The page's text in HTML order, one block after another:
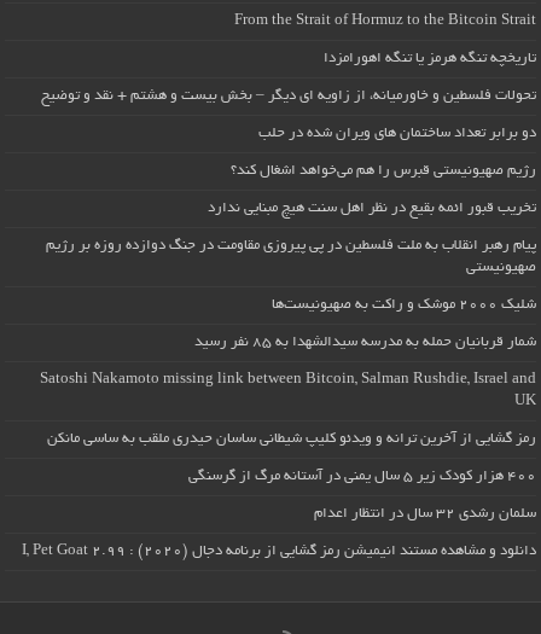
From the Strait of Hormuz to the Bitcoin Strait
تاریخچه تنگه هرمز یا تنگه اهورامزدا
تحولات فلسطین و خاورمیانه، از زاویه ای دیگر – بخش بیست و هشتم + نقد و توضیح
دو برابر تعداد ساختمان های ویران شده در حلب
رژیم صهیونیستی قبرس را هم می‌خواهد اشغال کند؟
تخریب قبور ائمه بقیع در نظر اهل سنت هیچ مبنایی ندارد
پیام رهبر انقلاب به ملت فلسطین در پی پیروزی مقاومت در جنگ دوازده روزه بر رژیم
صهیونیستی
شلیک ۲۰۰۰ موشک و راکت به صهیونیست‌ها
شمار قربانیان حمله به مدرسه سیدالشهدا به ۸۵ نفر رسید
Satoshi Nakamoto missing link between Bitcoin, Salman Rushdie, Israel and
UK
رمز گشایی از آخرین ترانه و ویدئو کلیپ شیطانی ساسان حیدری ملقب به ساسی مانکن
۴۰۰ هزار کودک زیر ۵ سال یمنی در آستانه مرگ از گرسنگی
سلمان رشدی ۳۲ سال در انتظار اعدام
دانلود و مشاهده مستند انیمیشن رمز گشایی از برنامه دجال (۲۰۲۰) : I, Pet Goat 2.99